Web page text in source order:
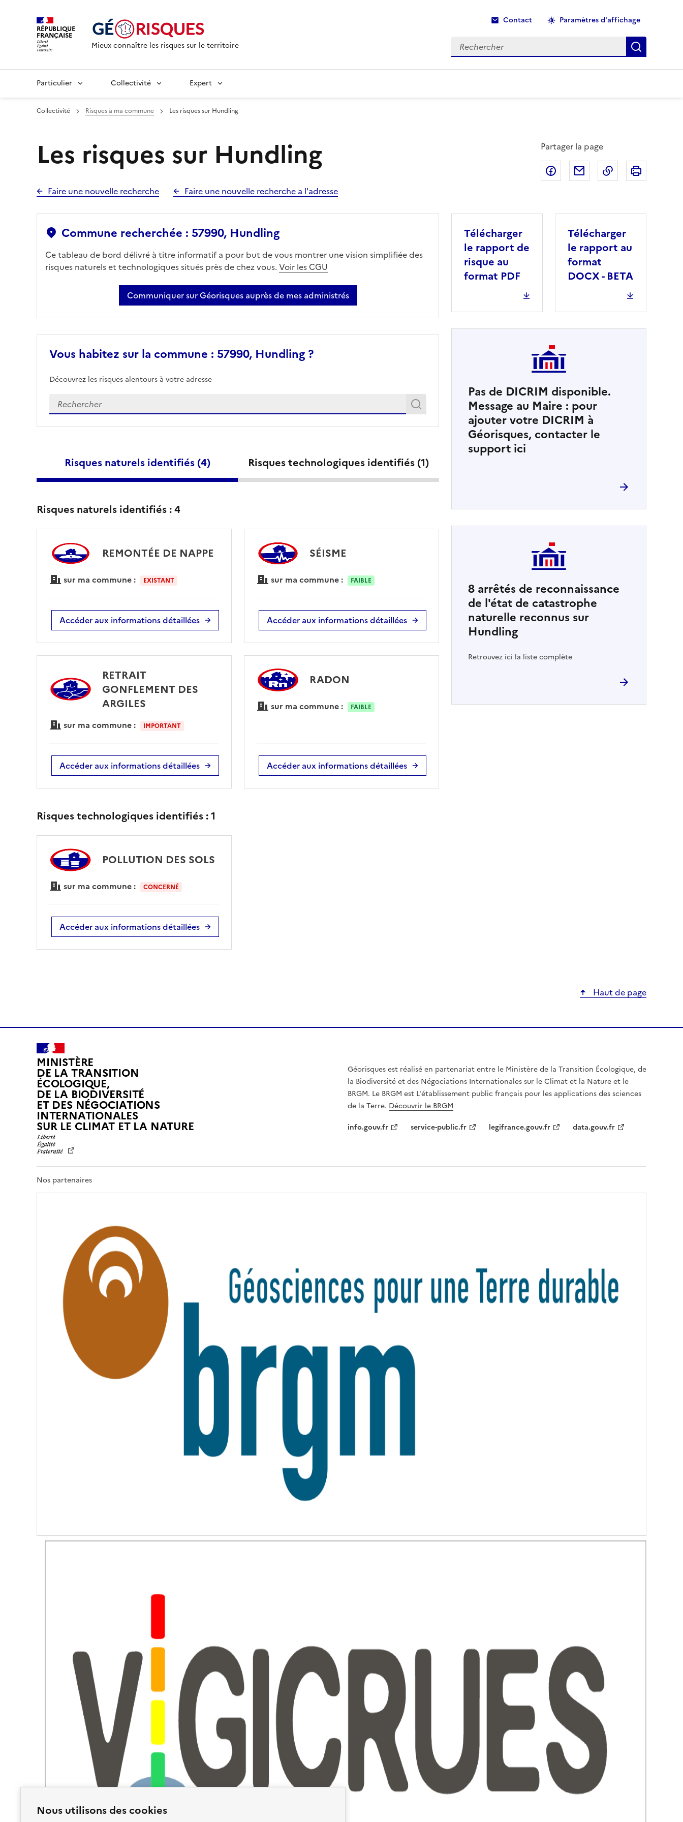
Nous utilisons des cookies
RÉPUBLIQUE
FRANÇAISE
Mieux connaître les risques sur le territoire
Contact Paramètres d'affichage
Rechercher Recherche
Particulier Collectivité Expert
Collectivité Risques à ma commune Les risques sur Hundling
Les risques sur Hundling
Faire une nouvelle recherche Faire une nouvelle recherche a l'adresse
Partager la page
Partager sur Facebook
Partager par email
Copier dans le
Commune recherchée : 57990, Hundling
Ce tableau de bord délivré à titre informatif a pour but de vous montrer une vision simplifiée des
risques naturels et technologiques situés près de chez vous. Voir les CGU
Communiquer sur Géorisques auprès de mes administrés
Vous habitez sur la commune : 57990, Hundling ?
Découvrez les risques alentours à votre adresse
Veuillez renseigner votre adresse exacte Rechercher
Recherche
Risques naturels identifiés (4) Risques technologiques identifiés (1)
Risques naturels identifiés :4
REMONTÉE DE NAPPE
sur ma commune : EXISTANT
Accéder aux informations détaillées
SÉISME
sur ma commune : FAIBLE
Accéder aux informations détaillées
RETRAIT
GONFLEMENT DES
ARGILES
sur ma commune : IMPORTANT
Accéder aux informations détaillées
RADON
sur ma commune : FAIBLE
Accéder aux informations détaillées
Risques technologiques identifiés :1
POLLUTION DES SOLS
sur ma commune : CONCERNÉ
Accéder aux informations détaillées
Télécharger
le rapport de
risque au
format PDF
Télécharger
le rapport au
format
DOCX - BETA
Pas de DICRIM disponible.
Message au Maire : pour
ajouter votre DICRIM à
Géorisques, contacter le
support ici
8 arrêtés de reconnaissance
de l'état de catastrophe
naturelle reconnus sur
Hundling
Retrouvez ici la liste complète
Haut de page
MINISTÈRE
DE LA TRANSITION
ÉCOLOGIQUE,
DE LA BIODIVERSITÉ
ET DES NÉGOCIATIONS
INTERNATIONALES
SUR LE CLIMAT ET LA NATUREL
R
É
R
R
N
T
Géorisques est réalisé en partenariat entre le Ministère de la Transition Écologique, de
la Biodiversité et des Négociations Internationales sur le Climat et la Nature et le
BRGM. Le BRGM est L'établissement public français pour les applications des sciences
de la Terre. Découvrir le BRGM
info.gouv.fr
service-public.fr legifrance.gouv.fr data.gouv.fr
Nos partenaires